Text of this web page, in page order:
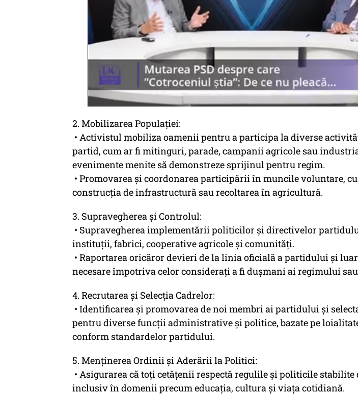
2. Mobilizarea Populației:
• Activistul mobiliza oamenii pentru a participa la diverse
partid, cum ar fi mitinguri, parade, campanii agricole sau
evenimente menite să demonstreze sprijinul pentru regim.
• Promovarea și coordonarea participării în muncile voluntare,
construcția de infrastructură sau recoltarea în agricultură.
3. Supravegherea și Controlul:
• Supravegherea implementării politicilor și directivelor
instituții, fabrici, cooperative agricole și comunități.
• Raportarea oricăror devieri de la linia oficială a partidului și
necesare împotriva celor considerați a fi dușmani ai regimului
4. Recrutarea și Selecția Cadrelor:
• Identificarea și promovarea de noi membri ai partidului și
pentru diverse funcții administrative și politice, bazate pe
conform standardelor partidului.
5. Menținerea Ordinii și Aderării la Politici:
• Asigurarea că toți cetățenii respectă regulile și politicile stabilite
inclusiv în domenii precum educația, cultura și viața cotidiană.